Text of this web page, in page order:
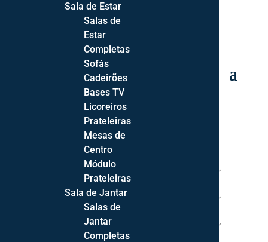
0 Items
SALAS
Sala de Estar
Salas de
Estar
Completas
Sofás
Cadeirões
Bases TV
Licoreiros
Prateleiras
Mesas de
Centro
Módulo
Prateleiras
Sala de Jantar
Salas de
Jantar
Completas